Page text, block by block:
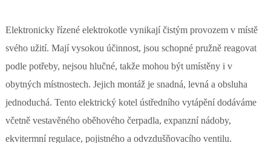
Elektronicky řízené elektrokotle vynikají čistým provozem v místě
svého užití. Mají vysokou účinnost, jsou schopné pružně reagovat
podle potřeby, nejsou hlučné, takže mohou být umístěny i v
obytných místnostech. Jejich montáž je snadná, levná a obsluha
jednoduchá. Tento elektrický kotel ústředního vytápění dodáváme
včetně vestavěného oběhového čerpadla, expanzní nádoby,
ekvitermní regulace, pojistného a odvzdušňovacího ventilu.